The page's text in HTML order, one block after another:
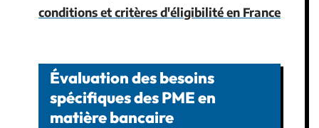
conditions et critères d'éligibilité en France
Évaluation des besoins
spécifiques des PME en
matière bancaire